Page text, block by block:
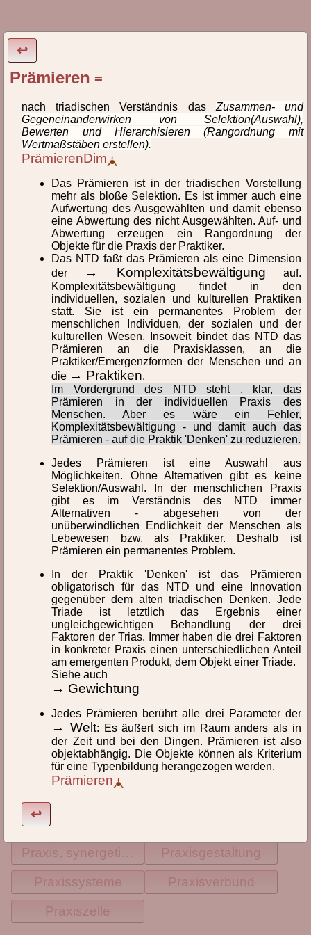
Lexikon des NTD® und der TriPrax
Begriffsklärungen
Lexikon der Begriffe des Neuen Triadischen Denkens®
(NTD) und der Triadischen Praxeologie(TriPrax).
Weiterlesen
A B C D E F G H
I
K L M N O Ö P
R
T W
Z
Per Phä Pha Phi Pra
Prä
Pun
Pragmatismus
Praktiken
Praktiken, individuelle Praktiken, kulturelle
Praktiken, soziale
Praktiker
Praktizierende
Prämieren
Prämierung
Praxeologie, Disziplinen
Praxeologie, GrundannahmenPraxeologie, konnektive
Praxeologie, Philosophische abstrakte
Praxeologie, Praxiologie
Praxeologie_anthropologische
Praxeologische
Praxeologische BeziehungenPraxis
Praxis, Bedeutung im AlltagPraxis, empirische
Praxis, epistemische
Praxis, Klassifikation
Praxis, kommunikative
Praxis, Komposition
Praxis, kulturelle
Praxis, mediale
Praxis, ökologische
Praxis, selbstreflexive
Praxis, synergetische
Praxisgestaltung
Praxissysteme
Praxisverbund
Praxiszelle
↩
Prämieren =
nach triadischen Verständnis dasZusammen- und
Gegeneinanderwirken von Selektion(Auswahl),
Bewerten und Hierarchisieren (Rangordnung mit
Wertmaßstäben erstellen).
PrämierenDim
Das Prämieren ist in der triadischen Vorstellung
mehr als bloße Selektion. Es ist immer auch eine
Aufwertung des Ausgewählten und damit ebenso
eine Abwertung des nicht Ausgewählten. Auf- und
Abwertung erzeugen ein Rangordnung der
Objekte für die Praxis der Praktiker.
Das NTD faßt das Prämieren als eine Dimension
der
→ Komplexitätsbewältigung auf.
Komplexitätsbewältigung findet in den
individuellen, sozialen und kulturellen Praktiken
statt. Sie ist ein permanentes Problem der
menschlichen Individuen, der sozialen und der
kulturellen Wesen. Insoweit bindet das NTD das
Prämieren an die Praxisklassen, an die
Praktiker/Emergenzformen der Menschen und an
die → Praktiken.
Im Vordergrund des NTD steht , klar, das
Prämieren in der individuellen Praxis des
Menschen. Aber es wäre ein Fehler,
Komplexitätsbewältigung - und damit auch das
Prämieren - auf die Praktik 'Denken' zu reduzieren.
Jedes Prämieren ist eine Auswahl aus
Möglichkeiten. Ohne Alternativen gibt es keine
Selektion/Auswahl. In der menschlichen Praxis
gibt es im Verständnis des NTD immer
Alternativen - abgesehen von der
unüberwindlichen Endlichkeit der Menschen als
Lebewesen bzw. als Praktiker. Deshalb ist
Prämieren ein permanentes Problem.
In der Praktik 'Denken' ist das Prämieren
obligatorisch für das NTD und eine Innovation
gegenüber dem alten triadischen Denken. Jede
Triade ist letztlich das Ergebnis einer
ungleichgewichtigen Behandlung der drei
Faktoren der Trias. Immer haben die drei Faktoren
in konkreter Praxis einen unterschiedlichen Anteil
am emergenten Produkt, dem Objekt einer Triade.
Siehe auch
→ Gewichtung
Jedes Prämieren berührt alle drei Parameter der
→ Welt: Es äußert sich im Raum anders als in
der Zeit und bei den Dingen. Prämieren ist also
objektabhängig. Die Objekte können als Kriterium
für eine Typenbildung herangezogen werden.
Prämieren
↩